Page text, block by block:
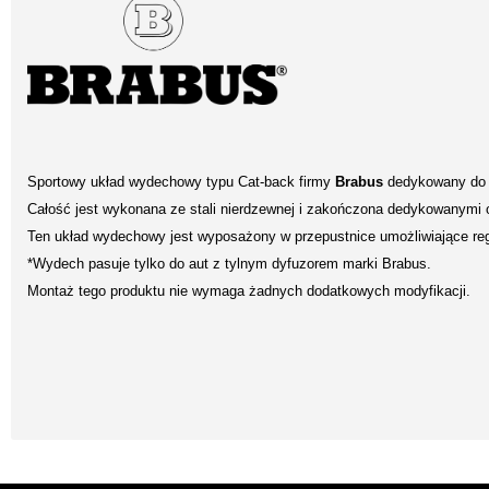
Sportowy układ wydechowy typu Cat-back firmy Brabus dedykowany do
Całość jest wykonana ze stali nierdzewnej i zakończona
Ten układ wydechowy jest wyposażony w przepustnice umożliwiające
*Wydech pasuje tylko do aut z tylnym dyfuzorem marki Brabus.
Montaż tego produktu nie wymaga żadnych dodatkowych modyfikacji.